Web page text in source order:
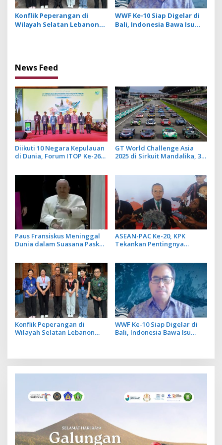
Konflik Peperangan di
Wilayah Selatan Lebanon
WWF Ke-10 Siap Digelar di
Bali, Indonesia Bawa Isu
News Feed
Diikuti 10 Negara Kepulauan
di Dunia, Forum ITOP Ke-26
GT World Challenge Asia
2025 di Sirkuit Mandalika, 34
Paus Fransiskus Meninggal
Dunia dalam Suasana Paskah
ASEAN-PAC Ke-20, KPK
Tekankan Pentingnya
Konflik Peperangan di
Wilayah Selatan Lebanon
WWF Ke-10 Siap Digelar di
Bali, Indonesia Bawa Isu